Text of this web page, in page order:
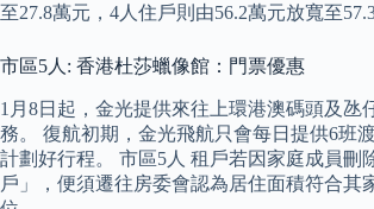
至27.8萬元，4人住戶則由56.2萬元放寬至57.3
市區5人: 香港杜莎蠟像館：門票優惠
1月8日起，金光提供來往上環港澳碼頭及氹
務。 復航初期，金光飛航只會每日提供6班
計劃好行程。 市區5人 租戶若因家庭成員刪
戶」，便須遷往房委會認為居住面積符合其